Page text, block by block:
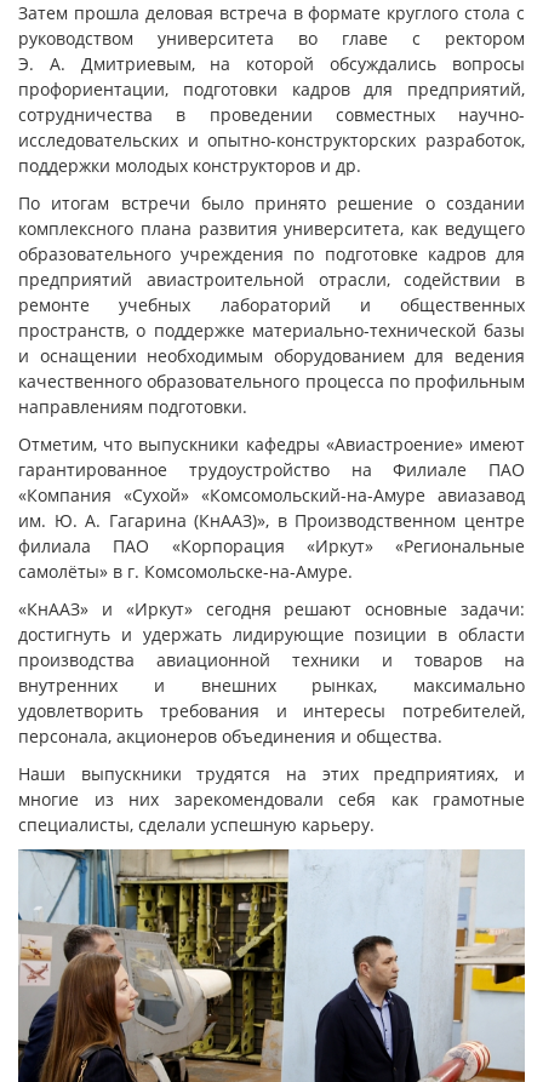
Затем прошла деловая встреча в формате круглого стола с
руководством университета во главе с ректором
Э. А. Дмитриевым, на которой обсуждались вопросы
профориентации, подготовки кадров для предприятий,
сотрудничества в проведении совместных научно-
исследовательских и опытно-конструкторских разработок,
поддержки молодых конструкторов и др.
По итогам встречи было принято решение о создании
комплексного плана развития университета, как ведущего
образовательного учреждения по подготовке кадров для
предприятий авиастроительной отрасли, содействии в
ремонте учебных лабораторий и общественных
пространств, о поддержке материально-технической базы
и оснащении необходимым оборудованием для ведения
качественного образовательного процесса по профильным
направлениям подготовки.
Отметим, что выпускники кафедры «Авиастроение» имеют
гарантированное трудоустройство на Филиале ПАО
«Компания «Сухой» «Комсомольский-на-Амуре авиазавод
им. Ю. А. Гагарина (КнААЗ)», в Производственном центре
филиала ПАО «Корпорация «Иркут» «Региональные
самолёты» в г. Комсомольске-на-Амуре.
«КнААЗ» и «Иркут» сегодня решают основные задачи:
достигнуть и удержать лидирующие позиции в области
производства авиационной техники и товаров на
внутренних и внешних рынках, максимально
удовлетворить требования и интересы потребителей,
персонала, акционеров объединения и общества.
Наши выпускники трудятся на этих предприятиях, и
многие из них зарекомендовали себя как грамотные
специалисты, сделали успешную карьеру.